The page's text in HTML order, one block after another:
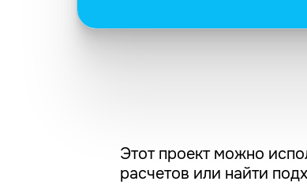
Этот проект можно
расчетов или найти